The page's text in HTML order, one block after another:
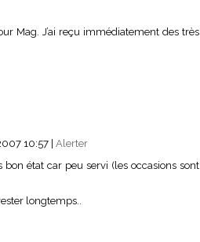
Mag. J’ai reçu immédiatement des très
10:57 Alerter
état car peu servi (les occasions sont
longtemps..